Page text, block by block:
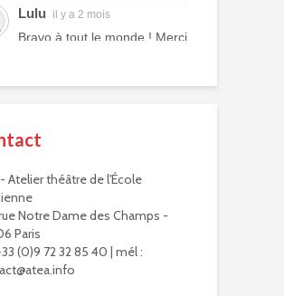
Lulu il y a 2 mois
Bravo à tout le monde ! Merci
Bravo à eux. Bravo à vous !
Virginie Delisle il y a 3 mois
Bravo à toute l'équipe de
L'ATEA.
Un choix exigeant.
Atelier théâtre de l'École
Notre Dame des Champs -
Paris
(0)9 72 32 85 40 | mél :